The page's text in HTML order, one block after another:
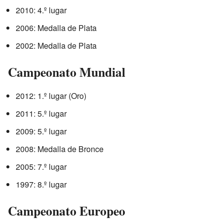
2010: 4.º lugar
2006: Medalla de Plata
2002: Medalla de Plata
Campeonato Mundial
2012: 1.º lugar (Oro)
2011: 5.º lugar
2009: 5.º lugar
2008: Medalla de Bronce
2005: 7.º lugar
1997: 8.º lugar
Campeonato Europeo